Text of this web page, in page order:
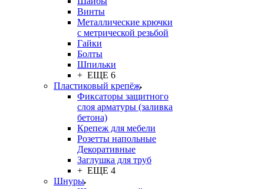
Винты
Металлические крючки
с метрической резьбой
Гайки
Болты
Шпильки
+ ЕЩЕ 6
Пластиковый крепёж
Фиксаторы защитного
слоя арматуры (заливка
бетона)
Крепеж для мебели
Розетты напольные
Декоративные
Заглушка для труб
+ ЕЩЕ 4
Шнуры